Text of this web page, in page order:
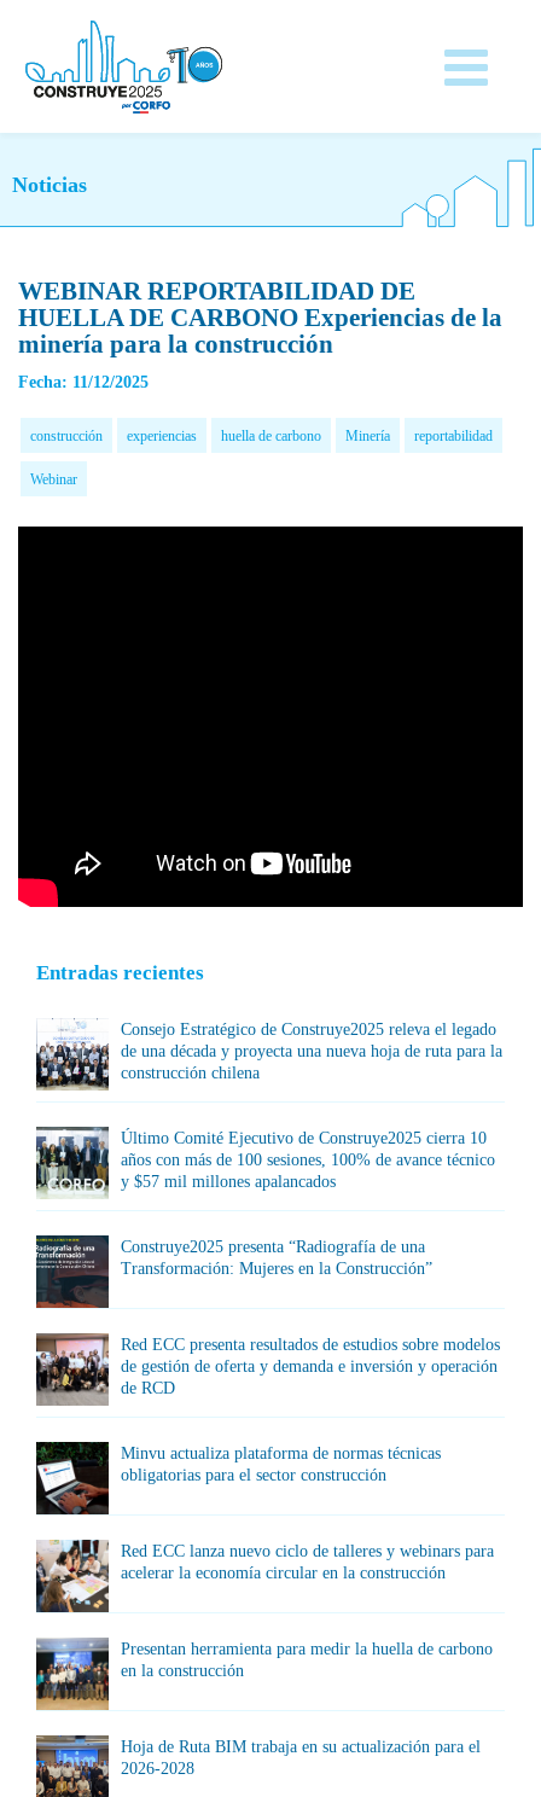
Noticias
WEBINAR REPORTABILIDAD DE
HUELLA DE CARBONO Experiencias de la
minería para la construcción
Fecha: 11/12/2025
construcción experiencias huella de carbono Minería reportabilidad
Webinar
Entradas recientes
Consejo Estratégico de Construye2025 releva el legado
de una década y proyecta una nueva hoja de ruta para la
construcción chilena
Último Comité Ejecutivo de Construye2025 cierra 10
años con más de 100 sesiones, 100% de avance técnico
y $57 mil millones apalancados
Construye2025 presenta “Radiografía de una
Transformación: Mujeres en la Construcción”
Red ECC presenta resultados de estudios sobre modelos
de gestión de oferta y demanda e inversión y operación
de RCD
Minvu actualiza plataforma de normas técnicas
obligatorias para el sector construcción
Red ECC lanza nuevo ciclo de talleres y webinars para
acelerar la economía circular en la construcción
Presentan herramienta para medir la huella de carbono
en la construcción
Hoja de Ruta BIM trabaja en su actualización para el
2026-2028